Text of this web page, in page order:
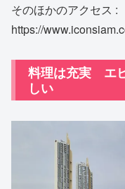
そのほかのアクセス :
https://
料理は充実 エ
しい